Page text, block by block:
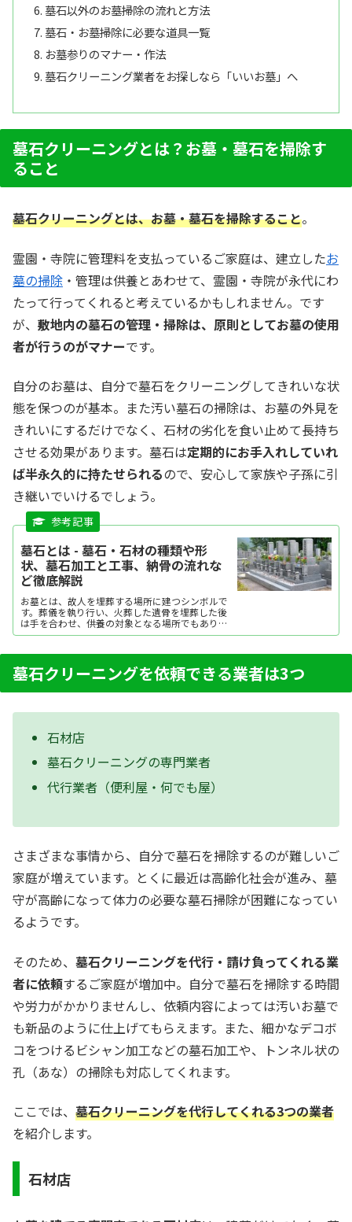
墓石以外のお墓掃除の流れと方法
墓石・お墓掃除に必要な道具一覧
お墓参りのマナー・作法
墓石クリーニング業者をお探しなら「いいお墓」へ
墓石クリーニングとは？お墓・墓石を掃除す
ること
墓石クリーニングとは、お墓・墓石を掃除すること。
霊園・寺院に管理料を支払っているご家庭は、建立したお
墓の掃除 ・管理は供養とあわせて、霊園・寺院が永代にわ
たって行ってくれると考えているかもしれません。です
が、 敷地内の墓石の管理・掃除は、原則としてお墓の使用
者が行うのがマナーです。
自分のお墓は、自分で墓石をクリーニングしてきれいな状
態を保つのが基本。また汚い墓石の掃除は、お墓の外見を
きれいにするだけでなく、石材の劣化を食い止めて長持ち
させる効果があります。墓石は定期的にお手入れしていれ
ば半永久的に持たせられるので、安心して家族や子孫に引
き継いでいけるでしょう。
墓石とは - 墓石・石材の種類や形
状、墓石加工と工事、納骨の流れな
ど徹底解説
お墓とは、故人を埋葬する場所に建つシンボルで
す。葬儀を執り行い、火葬した遺骨を埋葬した後
は手を合わせ、供養の対象となる場所でもありま
す。日本で一般の人がお墓を建てるようになった
地、墓所などお墓を指...
墓石クリーニングを依頼できる業者は3つ
石材店
墓石クリーニングの専門業者
代行業者（便利屋・何でも屋）
さまざまな事情から、自分で墓石を掃除するのが難しいご
家庭が増えています。とくに最近は高齢化社会が進み、墓
守が高齢になって体力の必要な墓石掃除が困難になってい
るようです。
そのため、 墓石クリーニングを代行・請け負ってくれる業
者に依頼するご家庭が増加中。自分で墓石を掃除する時間
や労力がかかりませんし、依頼内容によっては汚いお墓で
も新品のように仕上げてもらえます。また、細かなデコボ
コをつけるビシャン加工などの墓石加工や、トンネル状の
孔（あな）の掃除も対応してくれます。
ここでは、 墓石クリーニングを代行してくれる3つの業者
を紹介します。
石材店